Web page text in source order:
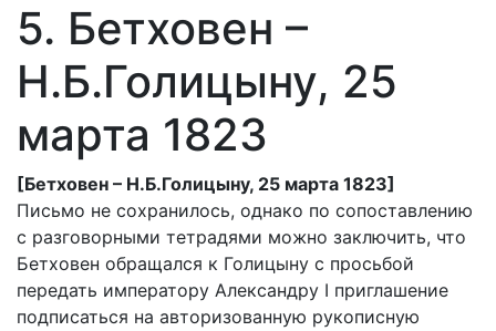
5. Бетховен –
Н.Б.Голицыну, 25
марта 1823
[Бетховен – Н.Б.Голицыну, 25 марта 1823]
Письмо не сохранилось, однако по сопоставлению
с разговорными тетрадями можно заключить, что
Бетховен обращался к Голицыну с просьбой
передать императору Александру I приглашение
подписаться на авторизованную рукописную